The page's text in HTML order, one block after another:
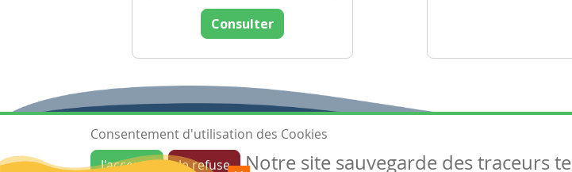
Consulter
Ressources Articles
Consentement d'utilisation des Cookies
J'accepte
Je refuse Notre site sauvegarde des traceurs